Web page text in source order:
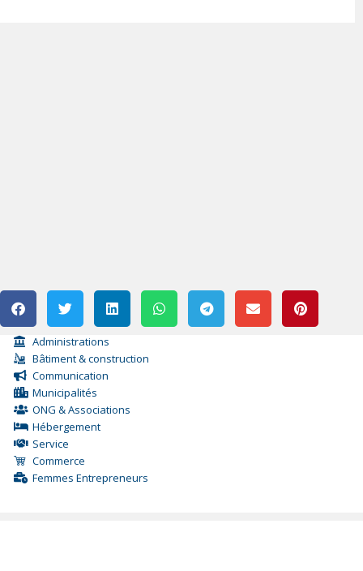
Administrations
Bâtiment & construction
Communication
Municipalités
ONG & Associations
Hébergement
Service
Commerce
Femmes Entrepreneurs